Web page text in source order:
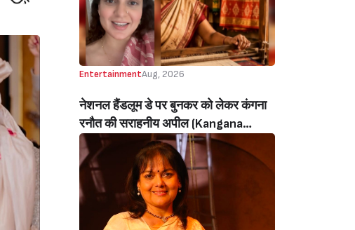
EntertainmentAug, 2026
नेशनल हैंडलूम डे पर बुनकर को लेकर कंगना
रनौत की सराहनीय अपील (Kangana
Ranaut’s Commendable Appeal
Regarding Weavers On National
Handloom Day)